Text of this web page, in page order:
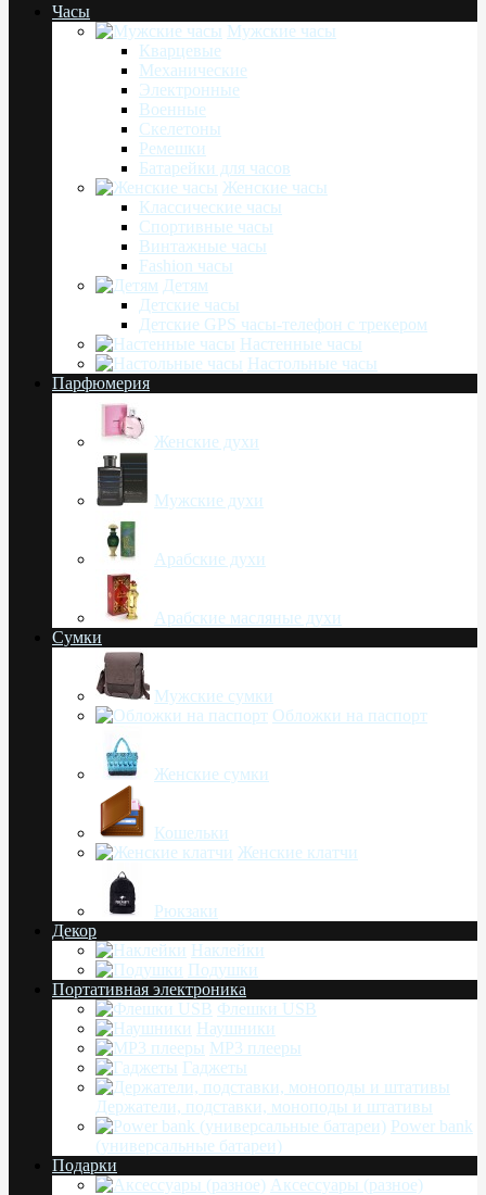
Часы
Мужские часы
Кварцевые
Механические
Электронные
Военные
Скелетоны
Ремешки
Батарейки для часов
Женские часы
Классические часы
Спортивные часы
Винтажные часы
Fashion часы
Детям
Детские часы
Детские GPS часы-телефон с трекером
Настенные часы
Настольные часы
Парфюмерия
Женские духи
Мужские духи
Арабские духи
Арабские масляные духи
Сумки
Мужские сумки
Обложки на паспорт
Женские сумки
Кошельки
Женские клатчи
Рюкзаки
Декор
Наклейки
Подушки
Портативная электроника
Флешки USB
Наушники
MP3 плееры
Гаджеты
Держатели, подставки, моноподы и штативы
Power bank
(универсальные батареи)
Подарки
Аксессуары (разное)